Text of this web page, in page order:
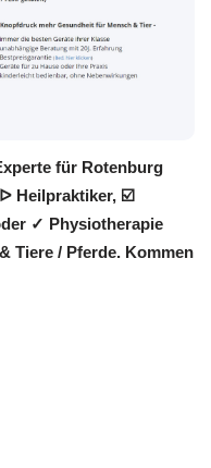
für Rotenburg
Heilpraktiker, ☑️
✓ Physiotherapie
Tiere / Pferde. Kommen